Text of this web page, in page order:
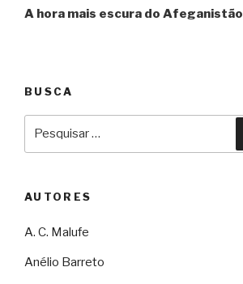
A hora mais escura do Afeganistão
BUSCA
AUTORES
A. C. Malufe
Anélio Barreto